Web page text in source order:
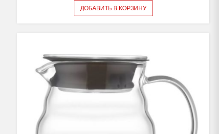
ДОБАВИТЬ В КОРЗИНУ